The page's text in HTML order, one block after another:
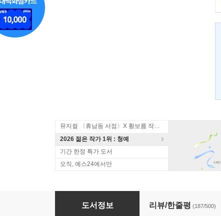
뮤지컬 〈휴남동 서점〉X 황보름 작가 북토크
2026 젊은 작가 1위 : 청예
기간 한정 특가 도서
오직, 예스24에서만
헝거 게임 세트
도서정보 리뷰/한줄평 (187/500)